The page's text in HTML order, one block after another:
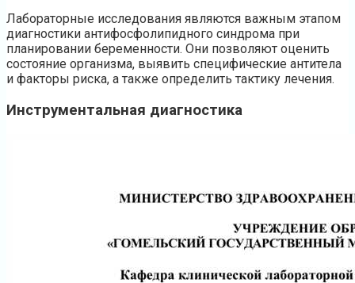
Лабораторные исследования являются важным этапом
диагностики антифосфолипидного синдрома при
планировании беременности. Они позволяют оценить
состояние организма, выявить специфические антитела
и факторы риска, а также определить тактику лечения.
Инструментальная диагностика